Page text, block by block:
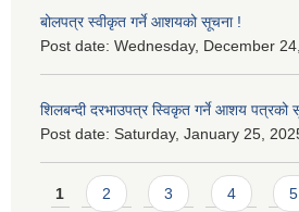
बोलपत्र स्वीकृत गर्ने आशयको सूचना !
Post date: Wednesday, December
शिलबन्दी दरभाउपत्र स्विकृत गर्ने आशय पत्रको
Post date: Saturday, January 25,
Pages
1 2 3 4 5